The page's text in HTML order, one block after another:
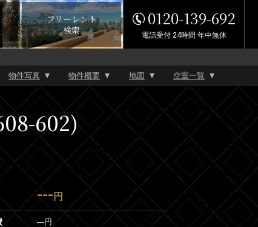
フリーレント
検索
0120-139-692
電話受付 24時間 年中無休
物件写真 物件概要 地図 空室一覧
602)
--- 円
---円